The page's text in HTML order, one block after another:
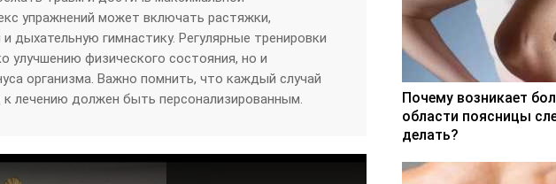
упражнений может включать растяжки,
дыхательную гимнастику. Регулярные тренировки
улучшению физического состояния, но и
организма. Важно помнить, что каждый случай
к лечению должен быть персонализированным.
Почему возникает
области поясницы
делать?